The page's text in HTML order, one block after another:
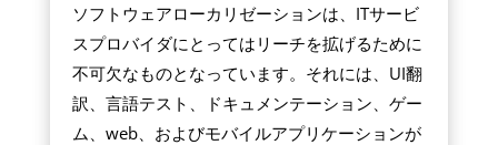
ソフトウェアローカリゼーションは、ITサービ
スプロバイダにとってはリーチを拡げるために
不可欠なものとなっています。それには、UI翻
訳、言語テスト、ドキュメンテーション、ゲー
ム、web、およびモバイルアプリケーションが